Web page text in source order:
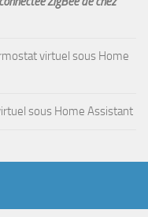
virtuel sous Home
sous Home Assistant